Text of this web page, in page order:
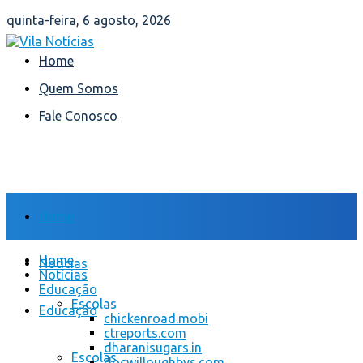
quinta-feira, 6 agosto, 2026
Home
Quem Somos
Fale Conosco
Home
Notícias
Educação
Escolas
Home
Notícias
Educação
Escolas
chickenroad.mobi
ctreports.com
dharanisugars.in